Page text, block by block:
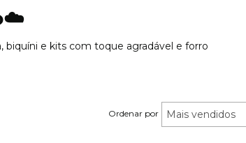
biquíni e kits com toque agradável e forro
Ordenar por